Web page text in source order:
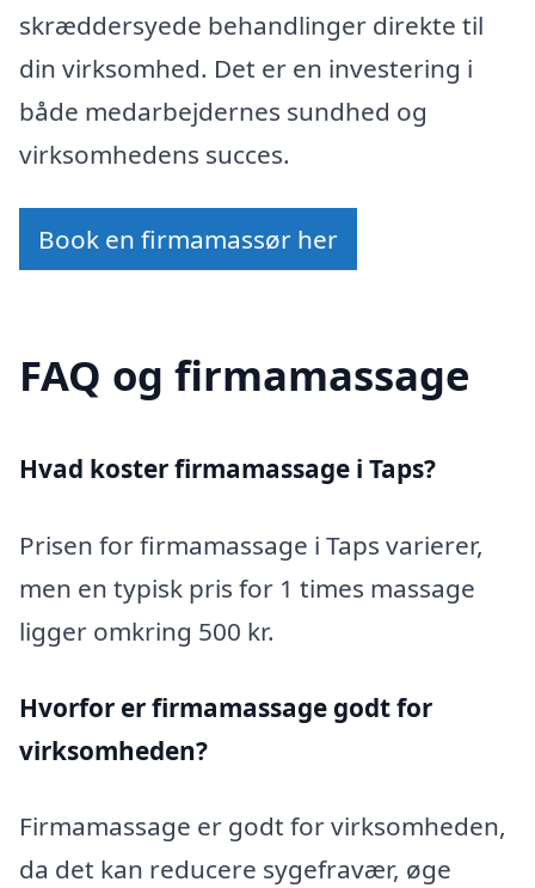
skræddersyede behandlinger direkte til
din virksomhed. Det er en investering i
både medarbejdernes sundhed og
virksomhedens succes.
Book en firmamassør her
FAQ og firmamassage
Hvad koster firmamassage i Taps?
Prisen for firmamassage i Taps varierer,
men en typisk pris for 1 times massage
ligger omkring 500 kr.
Hvorfor er firmamassage godt for
virksomheden?
Firmamassage er godt for virksomheden,
da det kan reducere sygefravær, øge